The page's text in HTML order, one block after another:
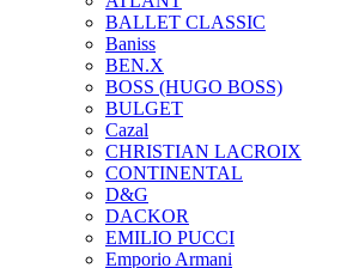
BALLET CLASSIC
Baniss
BEN.X
BOSS (HUGO BOSS)
BULGET
Cazal
CHRISTIAN LACROIX
CONTINENTAL
D&G
DACKOR
EMILIO PUCCI
Emporio Armani